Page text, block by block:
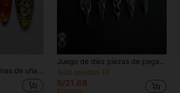
10 piezas de pegatinas de uñas con forma de almendra, estilo gótico vampiro - Degradado de verde a naranja para manicura francesa, diseño de marca de agua dorada, perlas falsas 3D en forma de gota de agua - Juego de uñas postizas reutilizables de Halloween con pegamento y lima, adecuado para suministros de uñas de piel clara
Juego de diez piezas de pegatinas de uñas góticas punk púrpuras hechas a mano, estilo Y2K, arte de uñas retro, uñas postizas de presión, juego de arte de uñas, arte de uñas, arte de uñas, arte de uñas de verano, uñas postizas hechas a mano, adecuadas para que las niñas las usen en fiestas y en la vida diaria.
Solo quedan 10
S/21.68
Estimado